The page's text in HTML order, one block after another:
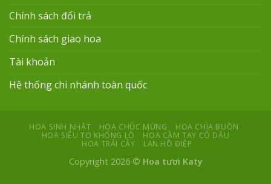
Chính sách đổi trả
Chính sách giao hoa
Tài khoản
Hệ thống chi nhánh toàn quốc
HOA SINH NHẬT HOA CHÚC MỪNG
HOA CHIA BUỒN
HOA SIÊU TO KHỔNG LỒ
HOA CẦM TAY CÔ DÂU
HOA TRÁI CÂY
LAN HỒ ĐIỆP
Copyright 2026 © Hoa tươi Katy